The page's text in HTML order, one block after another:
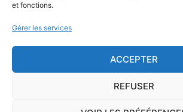
et fonctions.
Gérer les services
ACCEPTER
REFUSER
Notre solution
A propos
📊 Évaluez votre maturité
minutes
recommandations